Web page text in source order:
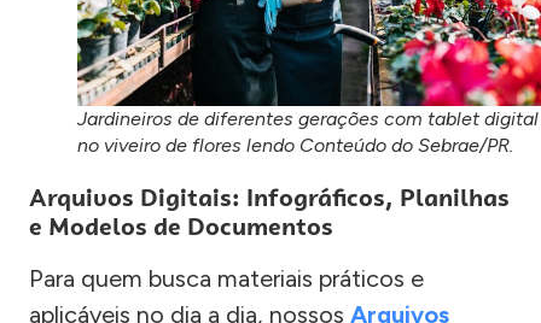
Jardineiros de diferentes gerações com tablet digital
no viveiro de flores lendo Conteúdo do Sebrae/PR.
Arquivos Digitais: Infográficos, Planilhas
e Modelos de Documentos
Para quem busca materiais práticos e
aplicáveis no dia a dia, nossos Arquivos